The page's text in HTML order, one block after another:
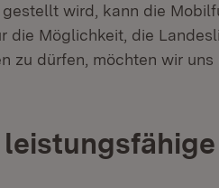
wird, kann die
die Möglichkeit, die
zu dürfen, möchten wir uns